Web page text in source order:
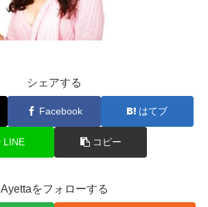
シェアする
Facebook はてブ
LINE コピー
Ayettaをフォローする